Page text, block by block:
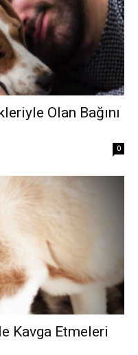
Olan Bağını
0
Kavga Etmeleri